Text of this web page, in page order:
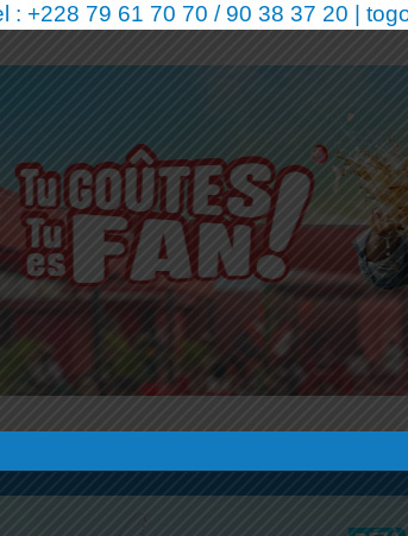
: +228 79 61 70 70 / 90 38 37 20 |